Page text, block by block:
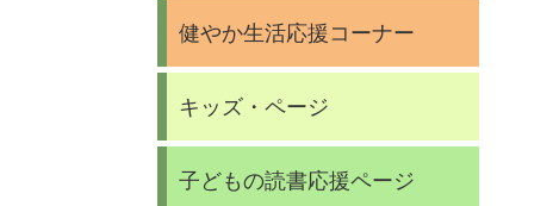
健やか生活応援コーナー
キッズ・ページ
子どもの読書応援ページ